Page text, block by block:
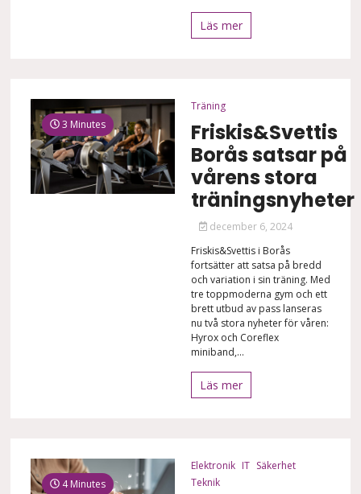
Läs mer
3 Minutes
Träning
Friskis&Svettis
Borås satsar på
vårens stora
träningsnyheter
december 6, 2024
Friskis&Svettis i Borås
fortsätter att satsa på bredd
och variation i sin träning. Med
tre toppmoderna gym och ett
brett utbud av pass lanseras
nu två stora nyheter för våren:
Hyrox och Coreflex
miniband,...
Läs mer
4 Minutes
Elektronik IT Säkerhet
Teknik